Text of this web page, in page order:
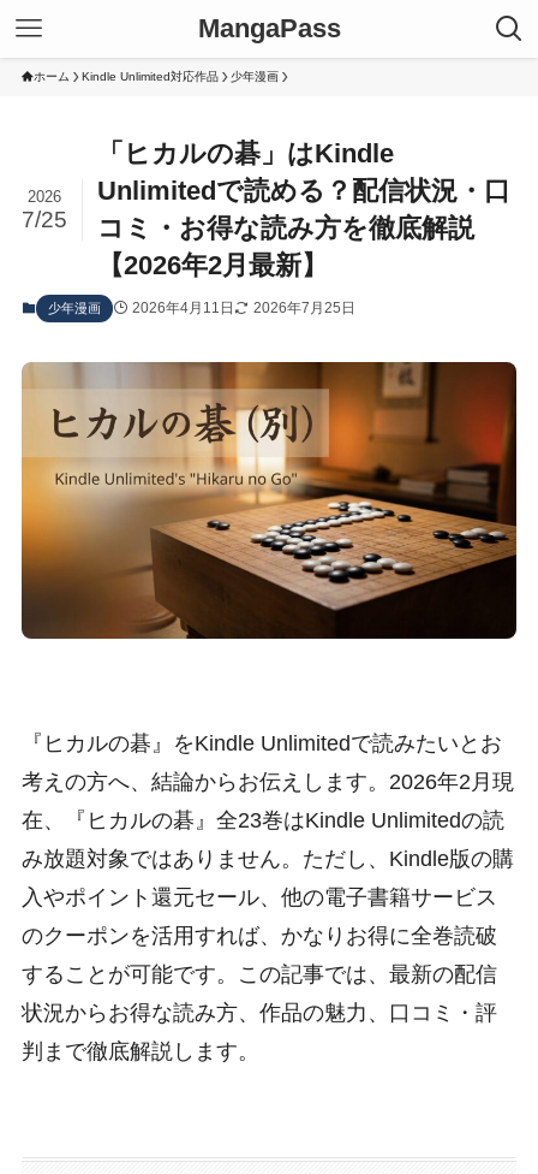
MangaPass
ホーム Kindle Unlimited対応作品 少年漫画
「ヒカルの碁」はKindle
Unlimitedで読める？配信状況・口
コミ・お得な読み方を徹底解説
【2026年2月最新】
2026
7/25
少年漫画 2026年4月11日 2026年7月25日
『ヒカルの碁』をKindle Unlimitedで読みたいとお
考えの方へ、結論からお伝えします。2026年2月現
在、『ヒカルの碁』全23巻はKindle Unlimitedの読
み放題対象ではありません。ただし、Kindle版の購
入やポイント還元セール、他の電子書籍サービス
のクーポンを活用すれば、かなりお得に全巻読破
することが可能です。この記事では、最新の配信
状況からお得な読み方、作品の魅力、口コミ・評
判まで徹底解説します。